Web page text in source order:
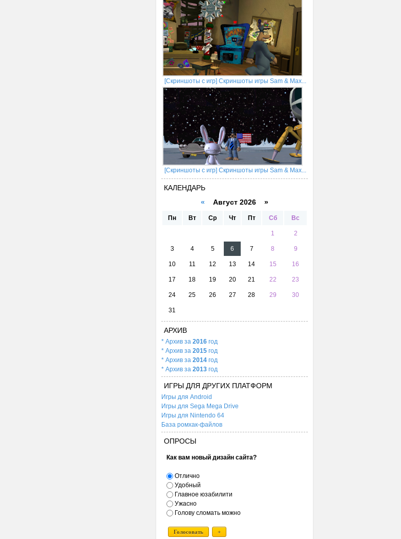
[Скриншоты с игр] Скриншоты игры Sam & Max...
[Скриншоты с игр] Скриншоты игры Sam & Max...
КАЛЕНДАРЬ
« Август 2026 »
Пн Вт Ср Чт Пт Сб Вс
1 2
3 4 5 6 7 8 9
10 11 12 13 14 15 16
17 18 19 20 21 22 23
24 25 26 27 28 29 30
31
АРХИВ
* Архив за 2016 год
* Архив за 2015 год
* Архив за 2014 год
* Архив за 2013 год
ИГРЫ ДЛЯ ДРУГИХ ПЛАТФОРМ
Игры для Android
Игры для Sega Mega Drive
Игры для Nintendo 64
База ромхак-файлов
ОПРОСЫ
Как вам новый дизайн сайта?
Отлично
Удобный
Главное юзабилити
Ужасно
Голову сломать можно
Голосовать +